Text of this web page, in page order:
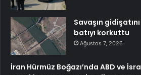
Savaşın
batıyı korkuttu
Ağustos 7, 2026
İran Hürmüz Boğazı’nda ABD ve